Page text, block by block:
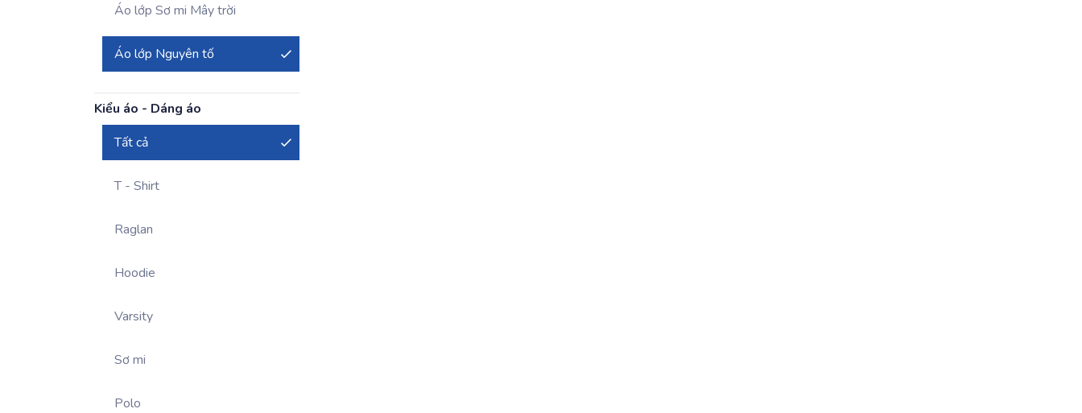
Áo lớp Sơ mi Mây trời
Áo lớp Nguyên tố
Kiểu áo - Dáng áo
Tất cả
T - Shirt
Raglan
Hoodie
Varsity
Sơ mi
Polo